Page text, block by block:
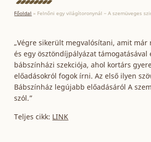
Főoldal » Felnőni egy világítoronynál – A szemüveges
„Végre sikerült megvalósítani, amit már
és egy ösztöndíjpályázat
bábszínházi szekciója, ahol kortárs
előadásokról fogok írni. Az első ilyen
Bábszínház legújabb előadásáról A
szól.”
Teljes cikk: LINK